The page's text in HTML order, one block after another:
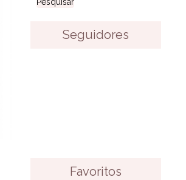
Seguidores
Favoritos